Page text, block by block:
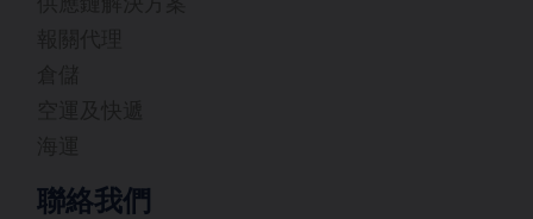
聯絡我們